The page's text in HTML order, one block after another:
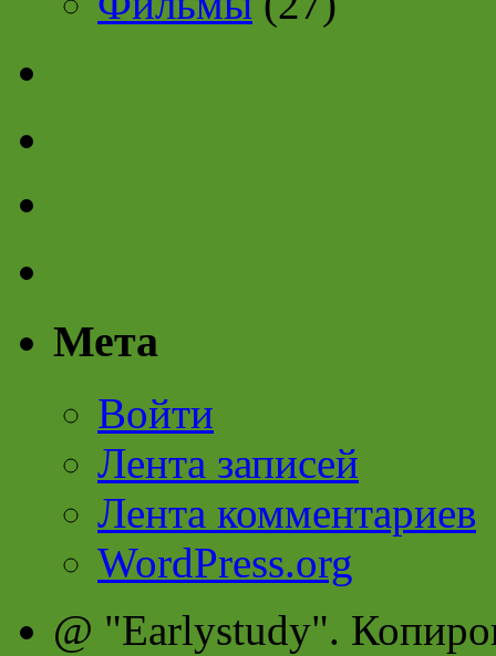
Мета
Войти
Лента записей
Лента комментариев
WordPress.org
@ "Earlystudy".